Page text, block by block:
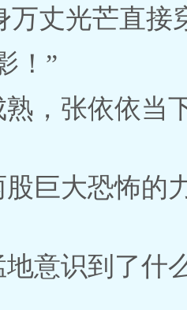
万丈光芒直
！”
熟，张依依当
巨大恐怖的
意识到了什